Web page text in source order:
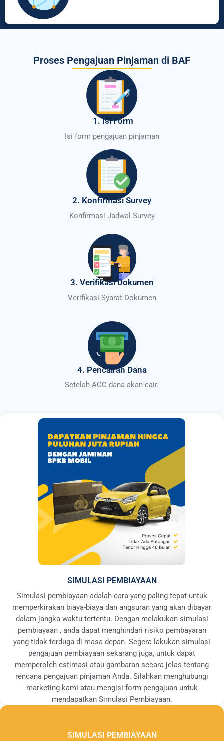
Proses Pengajuan Pinjaman di BAF
1. Isi Form
Isi form pengajuan pinjaman
2. Konfirmasi Survey
Konfirmasi Jadwal Survey
3. Verifikasi Dokumen
Verifikasi Syarat Dokumen
4. Pencairan Dana
Setelah ACC dana akan cair.
SIMULASI PEMBIAYAAN
Simulasi pembiayaan adalah cara yang paling tepat untuk
memperkirakan biaya-biaya dan angsuran yang akan dibayar
dalam jangka waktu tertentu. Dengan melakukan simulasi
pembiayaan , anda dapat menghindari risiko pembayaran
yang tidak terduga di masa depan. Segera lakukan simulasi
pengajuan pembiayaan sekarang juga, untuk dapat
memperoleh estimasi atau gambaran secara jelas tentang
rencana pengajuan pinjaman Anda. Silahkan menghubungi
marketing kami atau mengisi form pengajuan untuk
mendapatkan Simulasi Pembiayaan.
SIMULASI PEMBIAYAAN